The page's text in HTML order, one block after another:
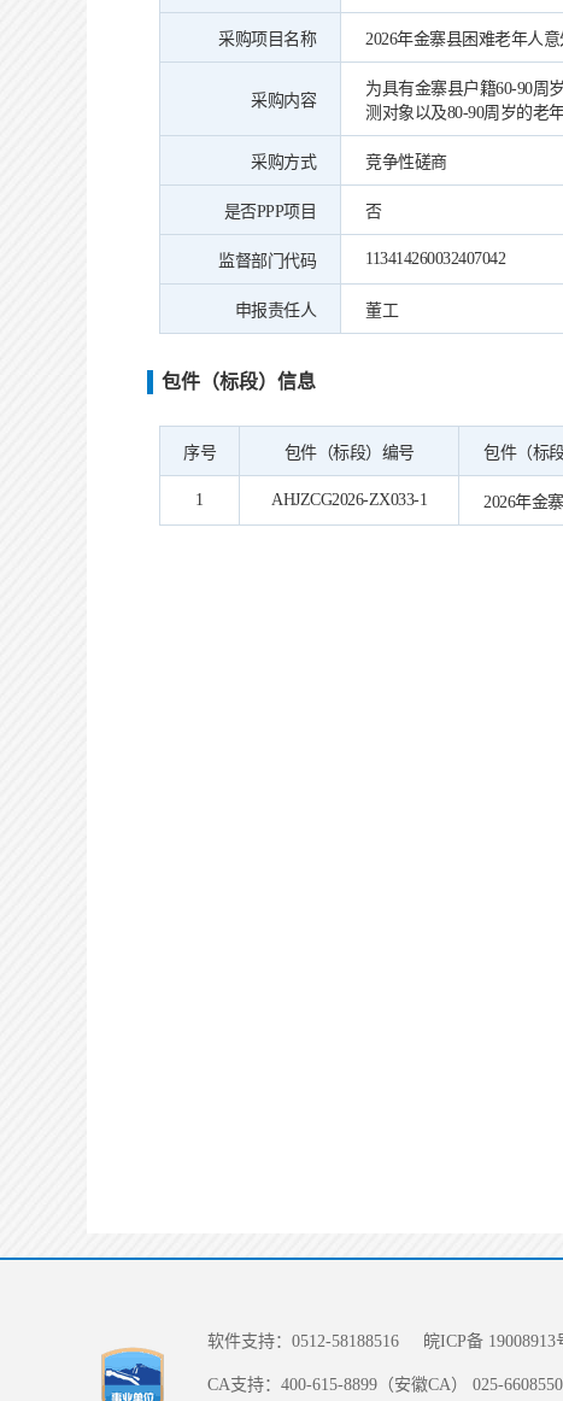
采购项目名称 2026年金寨县困难老年人
采购内容
为具有金寨县户籍60-90周
测对象以及80-90周岁的老
采购方式 竞争性磋商
是否PPP项目 否
监督部门代码 113414260032407042
申报责任人 董工
包件（标段）信息
序号 包件（标段）编号 包件（标
1 AHJZCG2026-ZX033-1 2026年金
软件支持：0512-58188516 皖ICP备 19008913
CA支持：400-615-8899（安徽CA） 025-